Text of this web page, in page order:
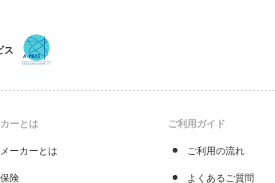
ス
ーとは
ーカーとは
険
ご利用ガイド
ご利用の流れ
よくあるご質問